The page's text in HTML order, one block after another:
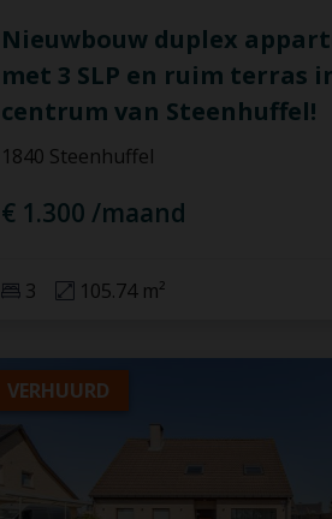
Nieuwbouw duplex
met 3 SLP en ruim terras
centrum van Steenhuffel!
1840 Steenhuffel
€ 1.300 /maand
3 105.74 m²
VERHUURD